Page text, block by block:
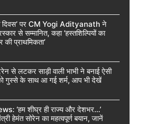
दिवस’ पर CM Yogi Adityanath ने
से सम्मानित, कहा ‘हस्तशिल्पियों का
की प्राथमिकता’
से लटकर साड़ी वाली भाभी ने बनाई ऐसी
गुस्से के साथ आ गई शर्म, आप भी देखें
‘हम शीघ्र ही राज्य और देशभर…’
हेमंत सोरेन का महत्वपूर्ण बयान, जानें